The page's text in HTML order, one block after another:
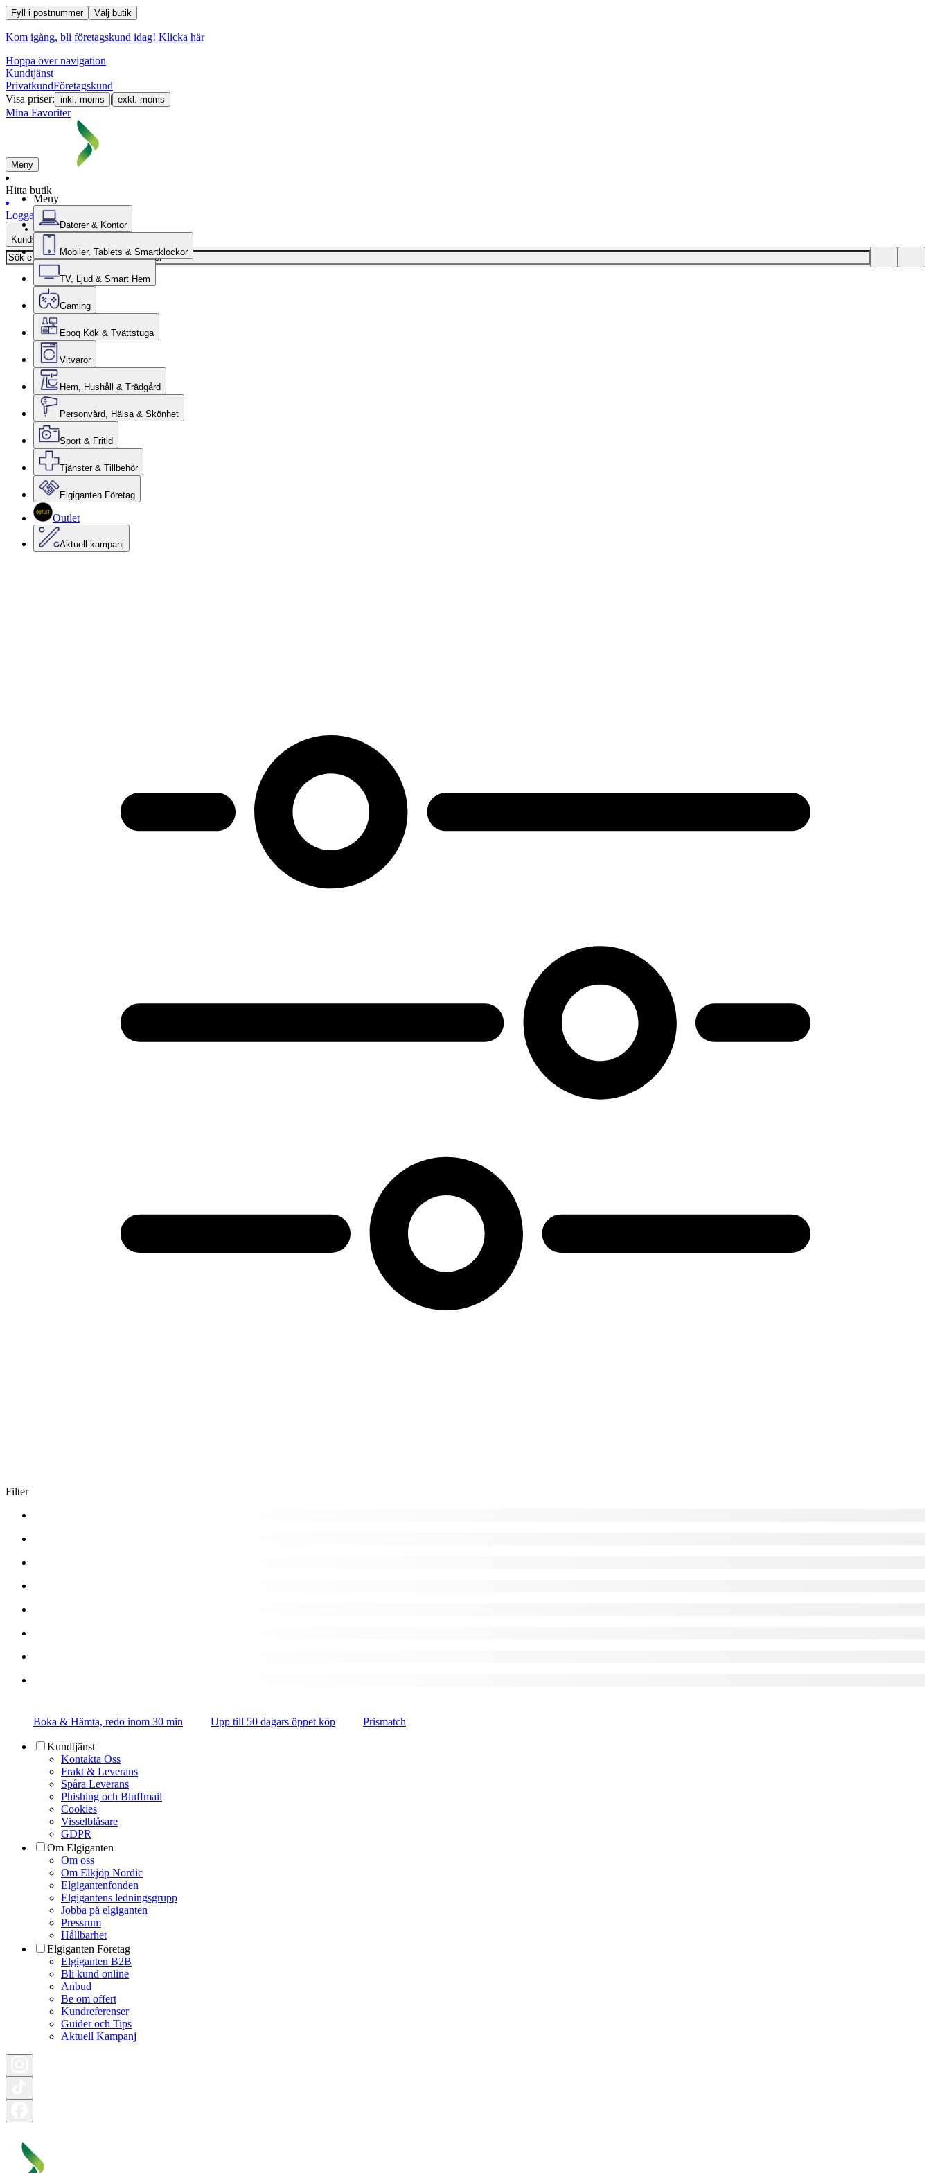
Fyll i postnummer Välj butik
Kom igång, bli företagskund idag! Klicka här
Hoppa över navigation
Kundtjänst
PrivatkundFöretagskund
Visa priser: inkl. moms | exkl. moms
Mina Favoriter
Meny
Hitta butik
Logga in
Kundvagn
Meny
Datorer & Kontor
Mobiler, Tablets & Smartklockor
TV, Ljud & Smart Hem
Gaming
Epoq Kök & Tvättstuga
Vitvaror
Hem, Hushåll & Trädgård
Personvård, Hälsa & Skönhet
Sport & Fritid
Tjänster & Tillbehör
Elgiganten Företag
Outlet
Aktuell kampanj
Filter
Boka & Hämta, redo inom 30 min Upp till 50 dagars öppet köp Prismatch
Kundtjänst
Kontakta Oss
Frakt & Leverans
Spåra Leverans
Phishing och Bluffmail
Cookies
Visselblåsare
GDPR
Om Elgiganten
Om oss
Om Elkjöp Nordic
Elgigantenfonden
Elgigantens ledningsgrupp
Jobba på elgiganten
Pressrum
Hållbarhet
Elgiganten Företag
Elgiganten B2B
Bli kund online
Anbud
Be om offert
Kundreferenser
Guider och Tips
Aktuell Kampanj